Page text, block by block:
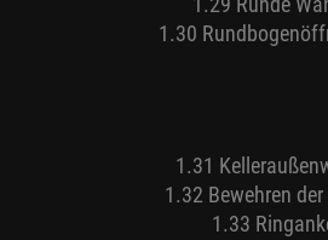
1.29 Runde
1.30
1.31
1.32 Bewehren
1.33